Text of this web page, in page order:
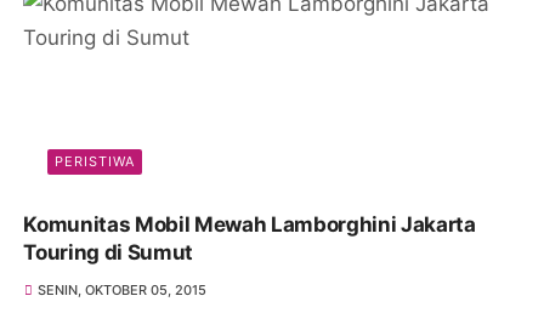
PERISTIWA
Komunitas Mobil Mewah Lamborghini Jakarta
Touring di Sumut
SENIN, OKTOBER 05, 2015